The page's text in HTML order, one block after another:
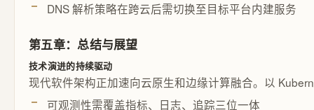
DNS 解析策略在跨云后需切换至目标平台内建服务
第五章：总结与展望
技术演进的持续驱动
现代软件架构正加速向云原生和边缘计算融合。以
可观测性需覆盖指标、日志、追踪三位一体